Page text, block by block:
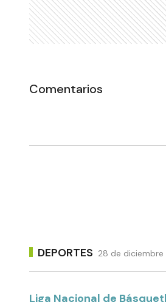
Comentarios
DEPORTES 28 de
Liga Nacional de